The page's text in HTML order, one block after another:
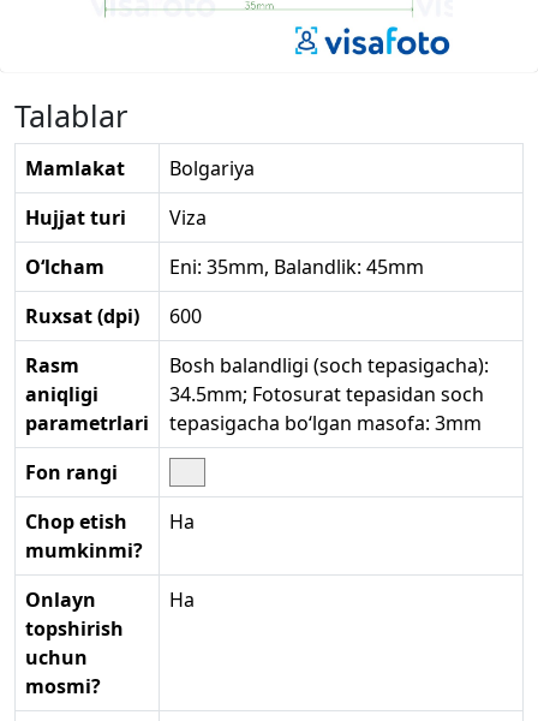
Talablar
Mamlakat
Bolgariya
Hujjat turi
Viza
O‘lcham
Eni: 35mm, Balandlik: 45mm
Ruxsat (dpi)
600
Rasm
aniqligi
parametrlari
Bosh balandligi (soch tepasigacha):
34.5mm; Fotosurat tepasidan soch
tepasigacha bo‘lgan masofa: 3mm
Fon rangi
Chop etish
mumkinmi?
Ha
Onlayn
topshirish
uchun
mosmi?
Ha